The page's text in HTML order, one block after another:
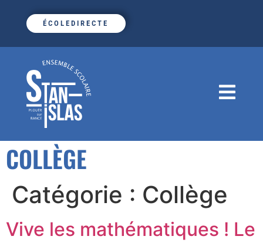
ÉCOLEDIRECTE
COLLÈGE
Catégorie : Collège
Vive les mathématiques ! Le